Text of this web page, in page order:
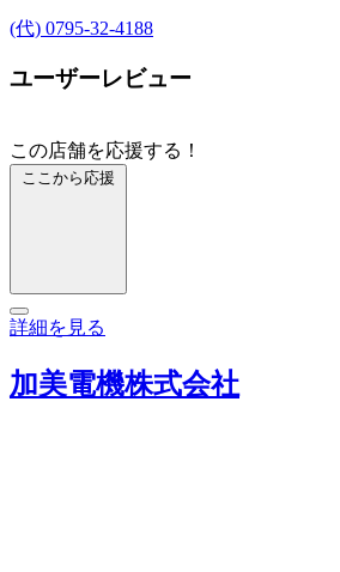
(代) 0795-32-4188
ユーザーレビュー
この店舗を応援する！
ここから応援
詳細を見る
加美電機株式会社